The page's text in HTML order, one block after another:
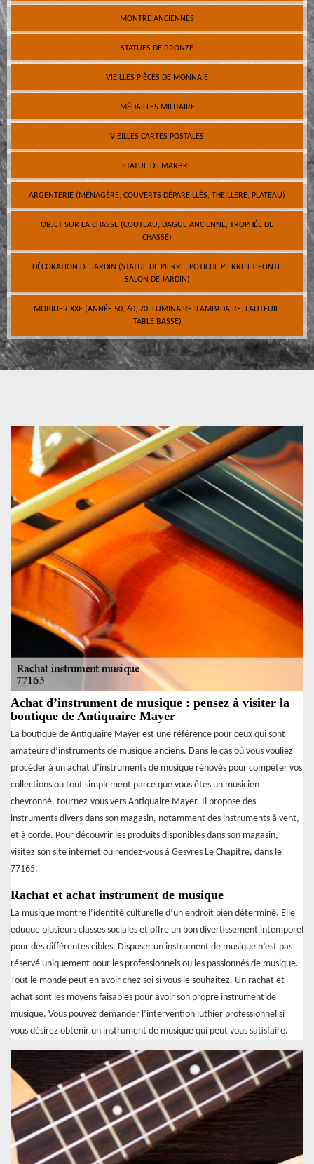
MONTRE ANCIENNES
STATUES DE BRONZE
VIEILLES PIÈCES DE MONNAIE
MÉDAILLES MILITAIRE
VIEILLES CARTES POSTALES
STATUE DE MARBRE
ARGENTERIE (MÉNAGÈRE, COUVERTS DÉPAREILLÉS, THEILLERE, PLATEAU)
OBJET SUR LA CHASSE (COUTEAU, DAGUE ANCIENNE, TROPHÉE DE
CHASSE)
DÉCORATION DE JARDIN (STATUE DE PIERRE, POTICHE PIERRE ET FONTE
SALON DE JARDIN)
MOBILIER XXE (ANNÉE 50, 60, 70, LUMINAIRE, LAMPADAIRE, FAUTEUIL,
TABLE BASSE)
Achat d’instrument de musique : pensez à visiter la
boutique de Antiquaire Mayer
La boutique de Antiquaire Mayer est une référence pour ceux qui sont
amateurs d’instruments de musique anciens. Dans le cas où vous vouliez
procéder à un achat d’instruments de musique rénovés pour compéter vos
collections ou tout simplement parce que vous êtes un musicien
chevronné, tournez-vous vers Antiquaire Mayer. Il propose des
instruments divers dans son magasin, notamment des instruments à vent,
et à corde. Pour découvrir les produits disponibles dans son magasin,
visitez son site internet ou rendez-vous à Gesvres Le Chapitre, dans le
77165.
Rachat et achat instrument de musique
La musique montre l’identité culturelle d’un endroit bien déterminé. Elle
éduque plusieurs classes sociales et offre un bon divertissement intemporel
pour des différentes cibles. Disposer un instrument de musique n’est pas
réservé uniquement pour les professionnels ou les passionnés de musique.
Tout le monde peut en avoir chez soi si vous le souhaitez. Un rachat et
achat sont les moyens faisables pour avoir son propre instrument de
musique. Vous pouvez demander l’intervention luthier professionnel si
vous désirez obtenir un instrument de musique qui peut vous satisfaire.